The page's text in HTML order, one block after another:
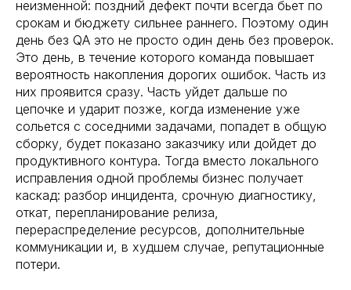
неизменной: поздний дефект почти всегда бьет по
срокам и бюджету сильнее раннего. Поэтому один
день без QA это не просто один день без проверок.
Это день, в течение которого команда повышает
вероятность накопления дорогих ошибок. Часть из
них проявится сразу. Часть уйдет дальше по
цепочке и ударит позже, когда изменение уже
сольется с соседними задачами, попадет в общую
сборку, будет показано заказчику или дойдет до
продуктивного контура. Тогда вместо локального
исправления одной проблемы бизнес получает
каскад: разбор инцидента, срочную диагностику,
откат, перепланирование релиза,
перераспределение ресурсов, дополнительные
коммуникации и, в худшем случае, репутационные
потери.